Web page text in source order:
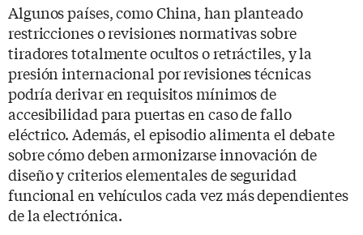
Algunos países, como China, han planteado
restricciones o revisiones normativas sobre
tiradores totalmente ocultos o retráctiles, y la
presión internacional por revisiones técnicas
podría derivar en requisitos mínimos de
accesibilidad para puertas en caso de fallo
eléctrico. Además, el episodio alimenta el debate
sobre cómo deben armonizarse innovación de
diseño y criterios elementales de seguridad
funcional en vehículos cada vez más dependientes
de la electrónica.